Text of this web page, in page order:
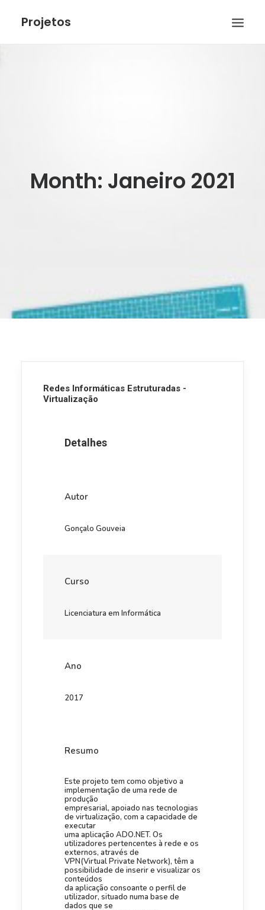
Projetos
Month: Janeiro 2021
Redes Informáticas Estruturadas -
Virtualização
Detalhes
Autor
Gonçalo Gouveia
Curso
Licenciatura em Informática
Ano
2017
Resumo
Este projeto tem como objetivo a
implementação de uma rede de
produção
empresarial, apoiado nas tecnologias
de virtualização, com a capacidade de
executar
uma aplicação ADO.NET. Os
utilizadores pertencentes à rede e os
externos, através de
VPN(Virtual Private Network), têm a
possibilidade de inserir e visualizar os
conteúdos
da aplicação consoante o perfil de
utilizador, situado numa base de
dados que se